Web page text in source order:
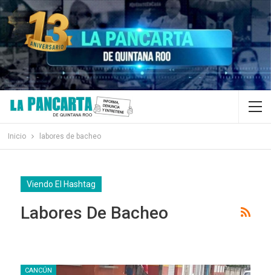
Inicio labores de bacheo
Viendo El Hashtag
Labores De Bacheo
CANCÚN